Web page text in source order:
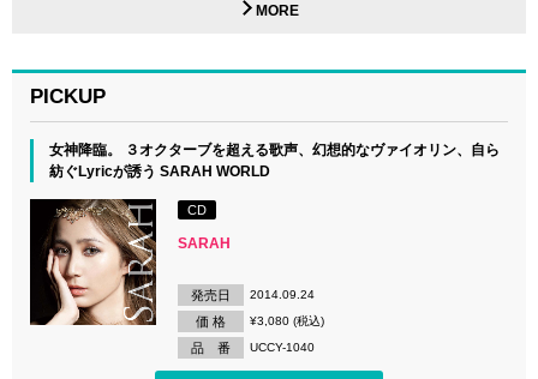
MORE
PICKUP
女神降臨。 ３オクターブを超える歌声、幻想的なヴァイオリン、自ら
紡ぐLyricが誘う SARAH WORLD
CD
SARAH
発売日 2014.09.24
価 格 ¥3,080 (税込)
品 番 UCCY-1040